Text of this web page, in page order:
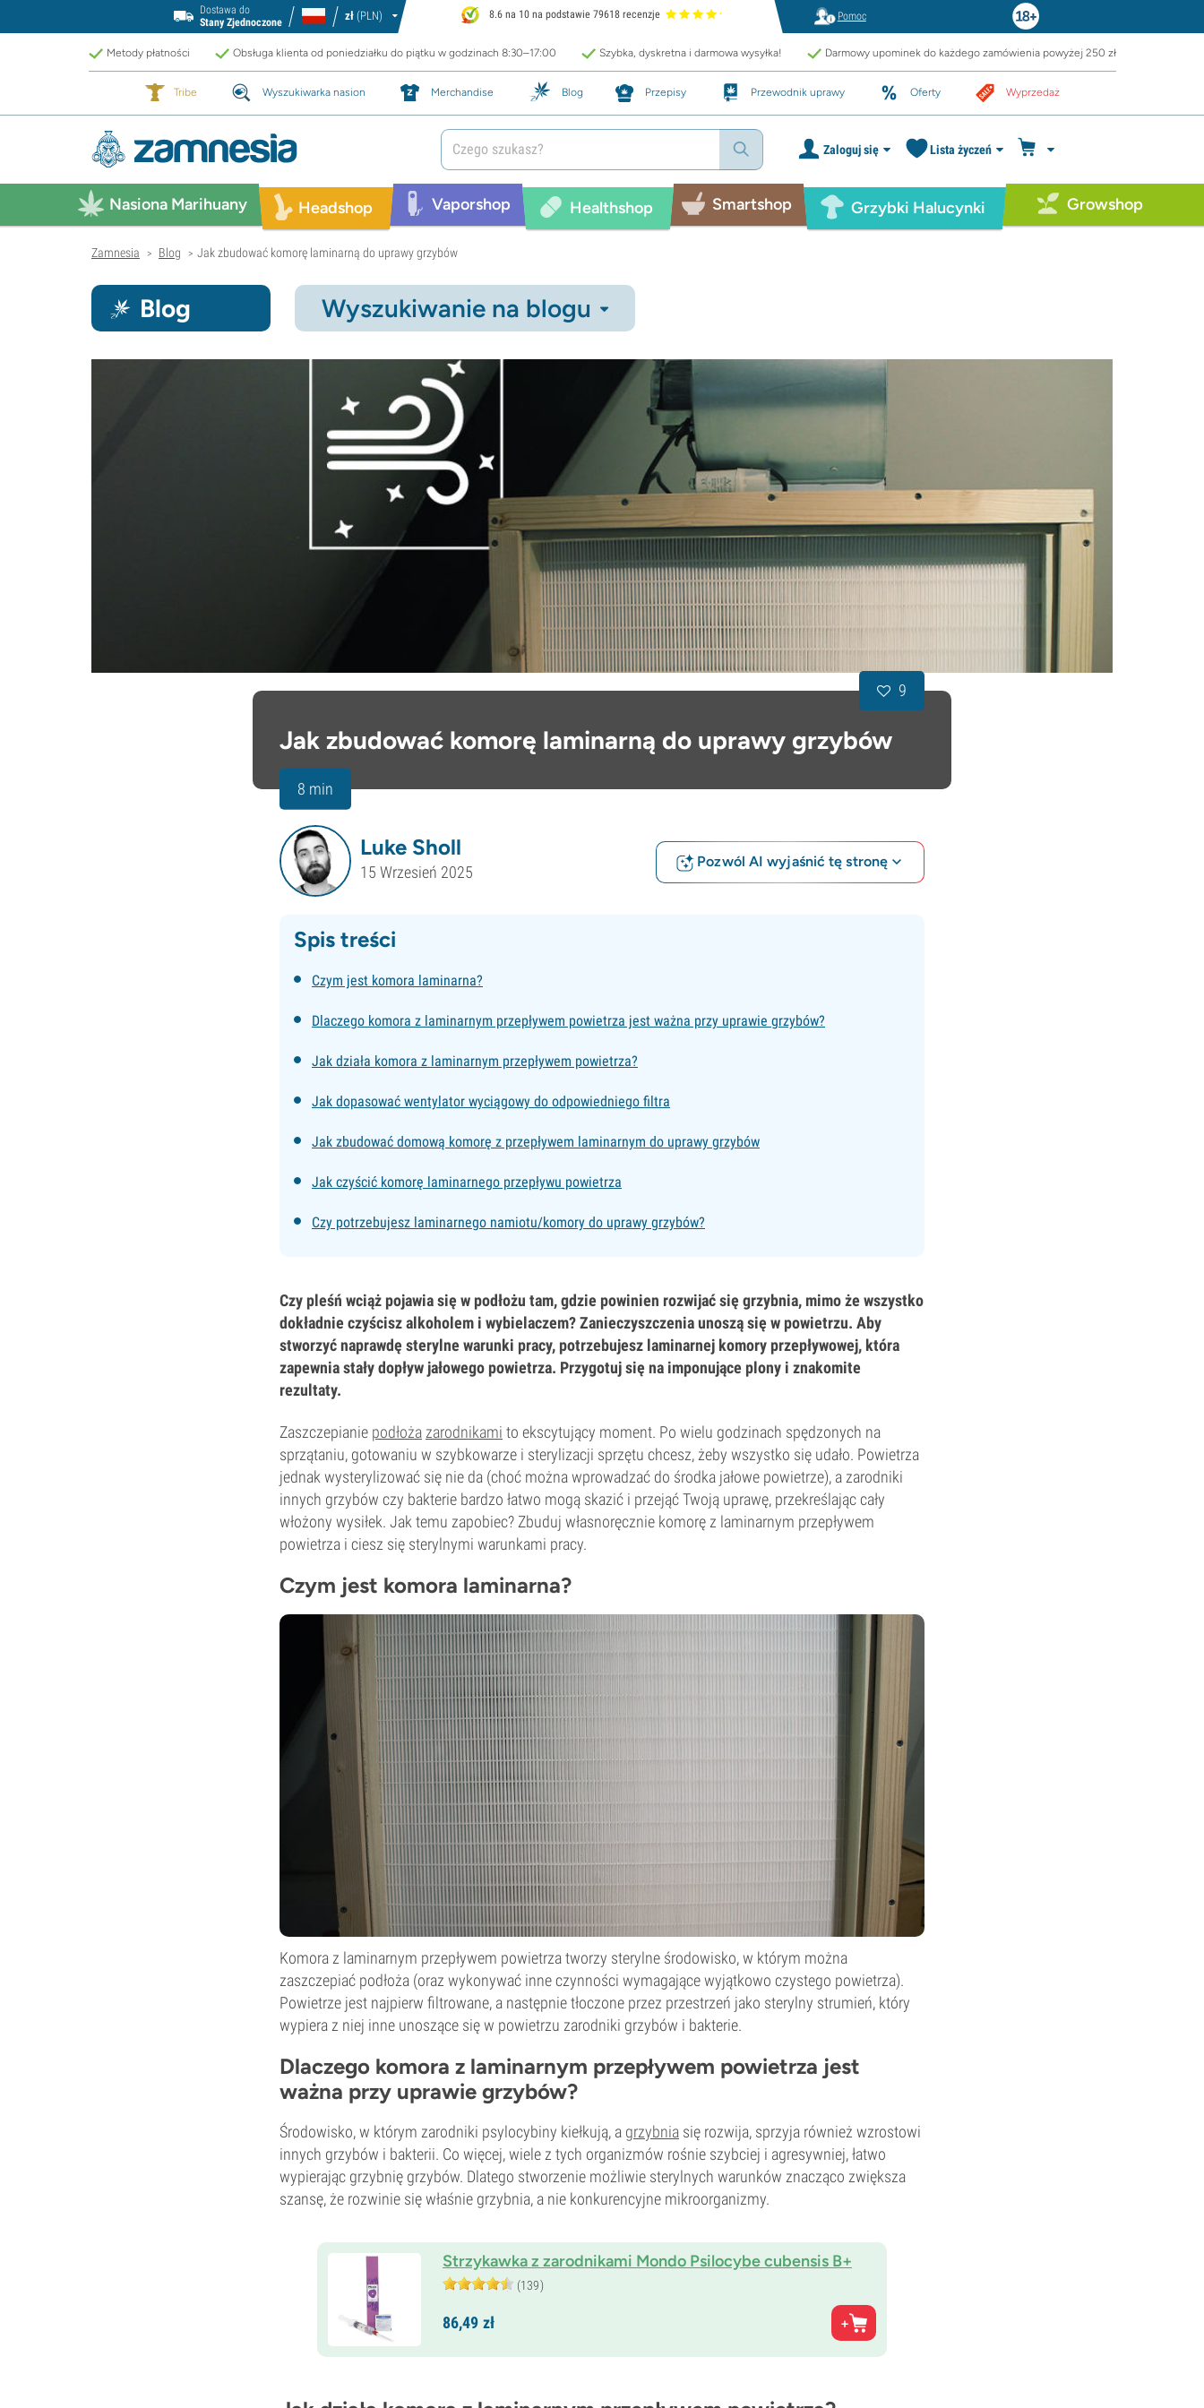
Dostawa do
Stany Zjednoczone
zł (PLN) 8.6 na 10 na podstawie 79618 recenzje Pomoc
Metody płatności Obsługa klienta od poniedziałku do piątku w godzinach 8:30–17:00 Szybka, dyskretna i darmowa wysyłka! Darmowy upominek do każdego zamówienia powyżej 250 zł
Tribe Wyszukiwarka nasion Merchandise Blog Przepisy Przewodnik uprawy Oferty Wyprzedaż
Zaloguj się Lista życzeń
Nasiona Marihuany Headshop Vaporshop Healthshop Smartshop Grzybki Halucynki Growshop
Zamnesia > Blog > Jak zbudować komorę laminarną do uprawy grzybów
Blog Wyszukiwanie na blogu
Jak zbudować komorę laminarną do uprawy grzybów
8 min
9
Luke Sholl
15 Wrzesień 2025
Pozwól AI wyjaśnić tę stronę
Spis treści
Czym jest komora laminarna?
Dlaczego komora z laminarnym przepływem powietrza jest ważna przy uprawie grzybów?
Jak działa komora z laminarnym przepływem powietrza?
Jak dopasować wentylator wyciągowy do odpowiedniego filtra
Jak zbudować domową komorę z przepływem laminarnym do uprawy grzybów
Jak czyścić komorę laminarnego przepływu powietrza
Czy potrzebujesz laminarnego namiotu/komory do uprawy grzybów?
Czy pleśń wciąż pojawia się w podłożu tam, gdzie powinien rozwijać się grzybnia, mimo że wszystko
dokładnie czyścisz alkoholem i wybielaczem? Zanieczyszczenia unoszą się w powietrzu. Aby
stworzyć naprawdę sterylne warunki pracy, potrzebujesz laminarnej komory przepływowej, która
zapewnia stały dopływ jałowego powietrza. Przygotuj się na imponujące plony i znakomite
rezultaty.
Zaszczepianie podłoża zarodnikami to ekscytujący moment. Po wielu godzinach spędzonych na
sprzątaniu, gotowaniu w szybkowarze i sterylizacji sprzętu chcesz, żeby wszystko się udało. Powietrza
jednak wysterylizować się nie da (choć można wprowadzać do środka jałowe powietrze), a zarodniki
innych grzybów czy bakterie bardzo łatwo mogą skazić i przejąć Twoją uprawę, przekreślając cały
włożony wysiłek. Jak temu zapobiec? Zbuduj własnoręcznie komorę z laminarnym przepływem
powietrza i ciesz się sterylnymi warunkami pracy.
Czym jest komora laminarna?
Komora z laminarnym przepływem powietrza tworzy sterylne środowisko, w którym można
zaszczepiać podłoża (oraz wykonywać inne czynności wymagające wyjątkowo czystego powietrza).
Powietrze jest najpierw filtrowane, a następnie tłoczone przez przestrzeń jako sterylny strumień, który
wypiera z niej inne unoszące się w powietrzu zarodniki grzybów i bakterie.
Dlaczego komora z laminarnym przepływem powietrza jest
ważna przy uprawie grzybów?
Środowisko, w którym zarodniki psylocybiny kiełkują, a grzybnia się rozwija, sprzyja również wzrostowi
innych grzybów i bakterii. Co więcej, wiele z tych organizmów rośnie szybciej i agresywniej, łatwo
wypierając grzybnię grzybów. Dlatego stworzenie możliwie sterylnych warunków znacząco zwiększa
szansę, że rozwinie się właśnie grzybnia, a nie konkurencyjne mikroorganizmy.
Strzykawka z zarodnikami Mondo Psilocybe cubensis B+
(139)
86,49 zł